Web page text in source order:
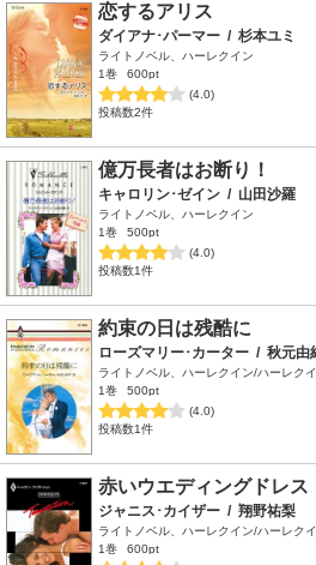
恋するアリス
ダイアナ･パーマー / 杉本ユミ
ライトノベル、ハーレクイン
1巻
600pt
(4.0)
投稿数2件
億万長者はお断り！
キャロリン･ゼイン / 山田沙羅
ライトノベル、ハーレクイン
1巻
500pt
(4.0)
投稿数1件
約束の日は残酷に
ローズマリー･カーター / 秋元由
ライトノベル、ハーレクイン/ハーレク
1巻
500pt
(4.0)
投稿数1件
赤いウエディングドレス
ジャニス･カイザー / 翔野祐梨
ライトノベル、ハーレクイン/ハーレク
1巻
600pt